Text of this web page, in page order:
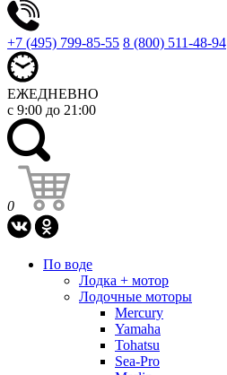
+7 (495) 799-85-55 8 (800) 511-48-94
ЕЖЕДНЕВНО
с 9:00 до 21:00
0
По воде
Лодка + мотор
Лодочные моторы
Mercury
Yamaha
Tohatsu
Sea-Pro